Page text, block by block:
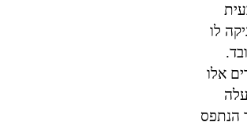
לו
אלו
הנתפס